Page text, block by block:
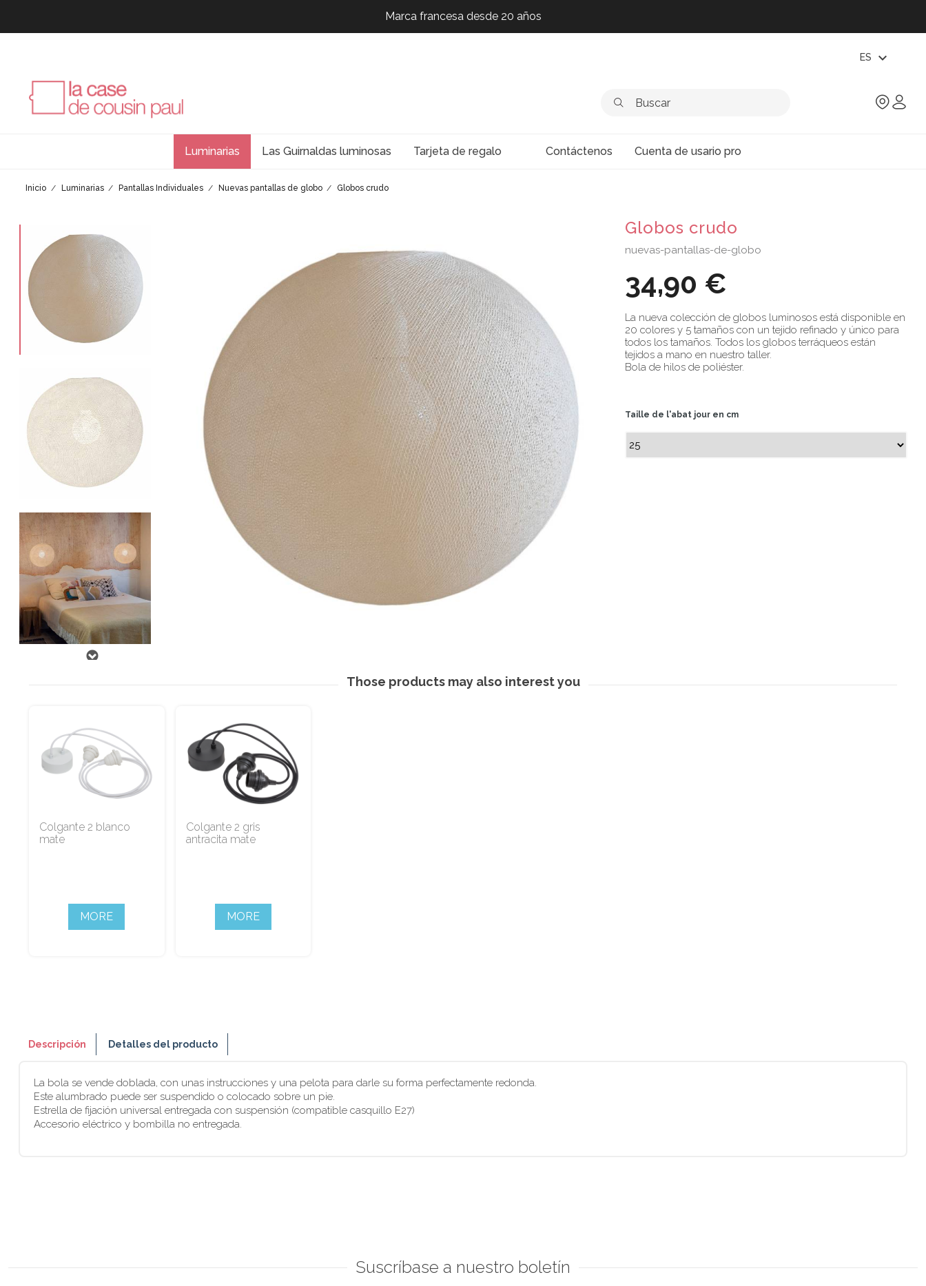
Marca francesa desde 20 años
Marca francesa desde 20 años
ES expand_more
Luminarias Las Guirnaldas luminosas Tarjeta de regalo Contáctenos Cuenta de usario pro
Inicio Luminarias Pantallas Individuales Nuevas pantallas de globo Globos crudo
Globos crudo
nuevas-pantallas-de-globo
34,90 €
La nueva colección de globos luminosos está disponible en
20 colores y 5 tamaños con un tejido refinado y único para
todos los tamaños. Todos los globos terráqueos están
tejidos a mano en nuestro taller.
Bola de hilos de poliéster.
Taille de l'abat jour en cm
Those products may also interest you
Colgante 2 blanco
mate
MORE
Colgante 2 gris
antracita mate
MORE
Descripción Detalles del producto
La bola se vende doblada, con unas instrucciones y una pelota para darle su forma perfectamente redonda.
Este alumbrado puede ser suspendido o colocado sobre un pie.
Estrella de fijación universal entregada con suspensión (compatible casquillo E27)
Accesorio eléctrico y bombilla no entregada.
Suscríbase a nuestro boletín